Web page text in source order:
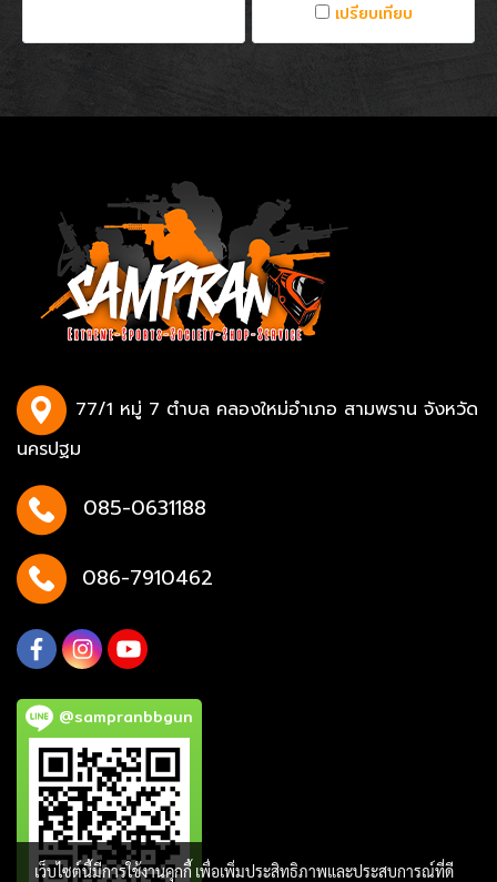
เปรียบเทียบ
77/1 หมู่ 7 ตำบล คลองใหม่อำเภอ สามพราน จังหวัด
นครปฐม
085-0631188
086-7910462
@sampranbbgun
เว็บไซต์นี้มีการใช้งานคุกกี้ เพื่อเพิ่มประสิทธิภาพและประสบการณ์ที่ดี